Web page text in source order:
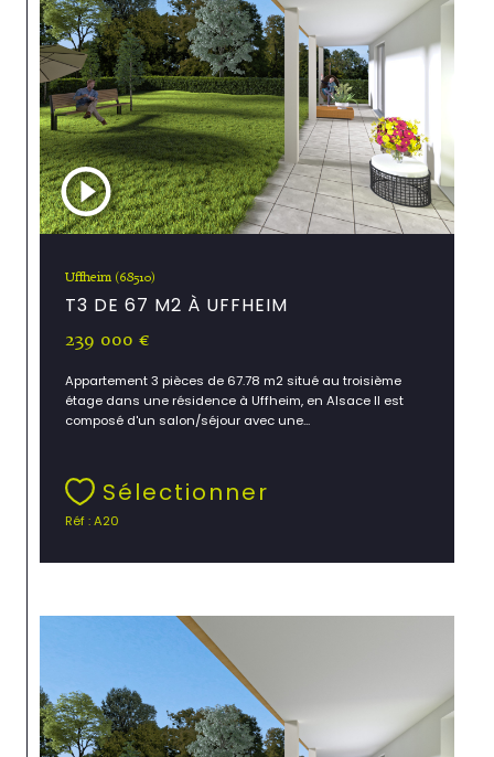
Uffheim (68510)
T3 DE 67 M2 À UFFHEIM
239 000 €
Appartement 3 pièces de 67.78 m2 situé au troisième
étage dans une résidence à Uffheim, en Alsace Il est
composé d'un salon/séjour avec une...
Sélectionner
Réf : A20